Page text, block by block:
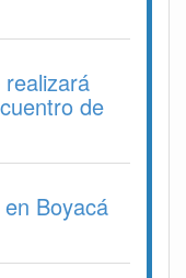
de
Boyacá